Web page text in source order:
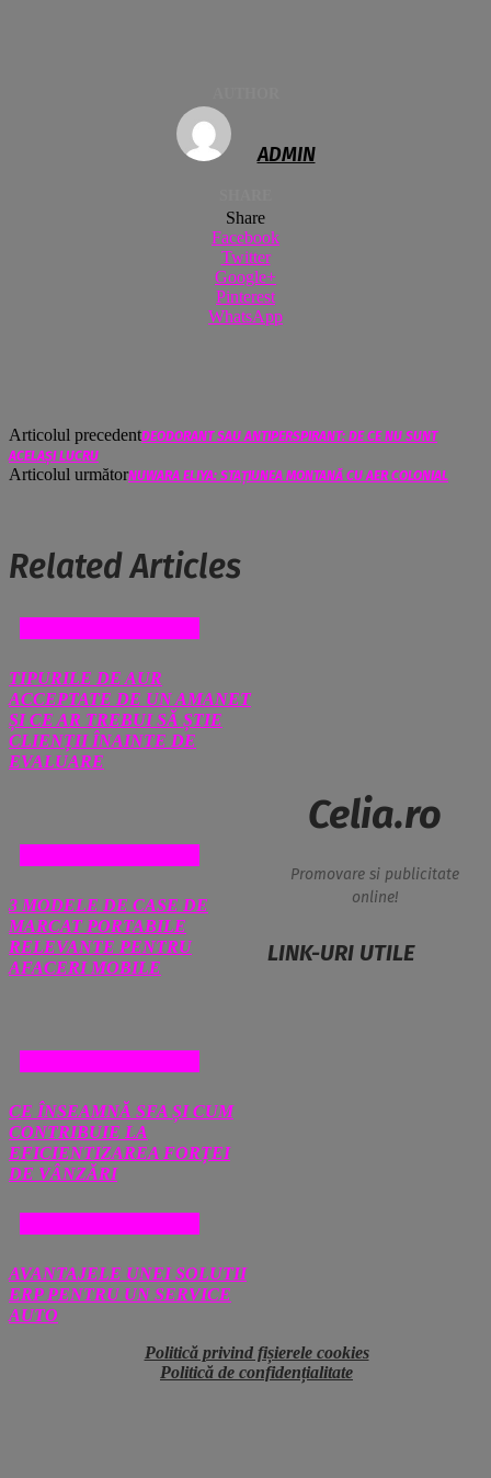
ADMIN
Share
Facebook
Twitter
Google+
Pinterest
WhatsApp
Articolul precedentDEODORANT SAU ANTIPERSPIRANT: DE CE NU SUNT
ACELAȘI LUCRU
Articolul următorNUWARA ELIYA: STAȚIUNEA MONTANĂ CU AER COLONIAL
Related Articles
TIPURILE DE AUR
ACCEPTATE DE UN AMANET
ȘI CE AR TREBUI SĂ ȘTIE
CLIENȚII ÎNAINTE DE
EVALUARE
3 MODELE DE CASE DE
MARCAT PORTABILE
RELEVANTE PENTRU
AFACERI MOBILE
CE ÎNSEAMNĂ SFA ȘI CUM
CONTRIBUIE LA
EFICIENTIZAREA FORȚEI
DE VÂNZĂRI
AVANTAJELE UNEI SOLUTII
ERP PENTRU UN SERVICE
AUTO
Celia.ro
Promovare si publicitate
online!
LINK-URI UTILE
Politică privind fișierele cookies
Politică de confidențialitate